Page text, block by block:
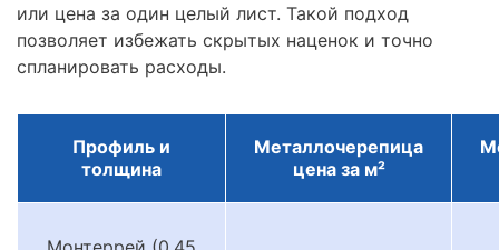
или цена за один целый лист. Такой подход
позволяет избежать скрытых наценок и точно
спланировать расходы.
Профиль и
толщина
Металлочерепица
цена за м²